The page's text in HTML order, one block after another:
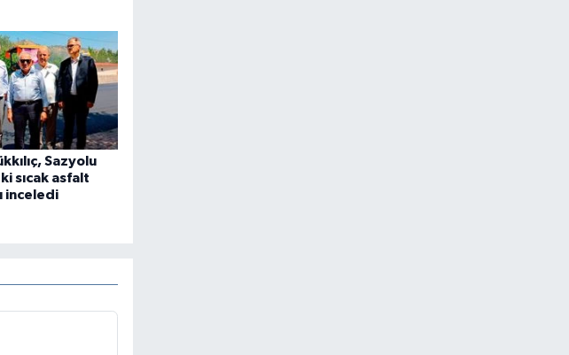
Sazyolu
sıcak asfalt
inceledi